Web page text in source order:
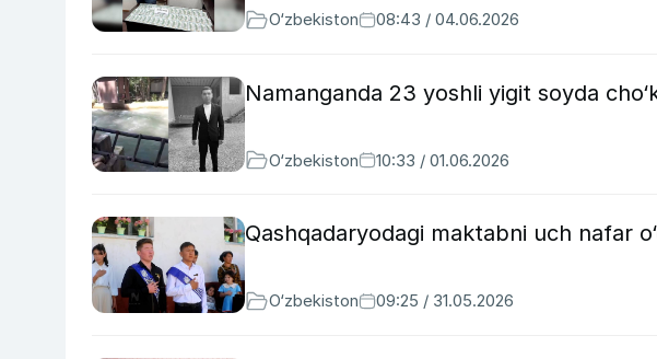
O‘zbekiston 08:43 / 04.06.2026
Namanganda 23 yoshli yigit soyda
O‘zbekiston 10:33 / 01.06.2026
Qashqadaryodagi maktabni uch nafar
O‘zbekiston 09:25 / 31.05.2026